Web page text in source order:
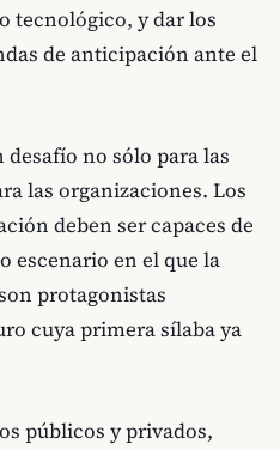
tecnológico, y dar los
de anticipación ante el
no sólo para las
las organizaciones. Los
deben ser capaces de
escenario en el que la
protagonistas
cuya primera sílaba ya
públicos y privados,